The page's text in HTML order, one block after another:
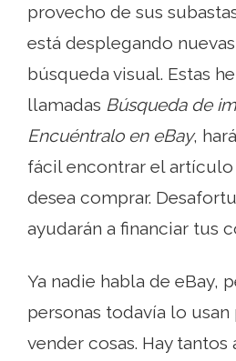
provecho de sus
está desplegando
búsqueda visual. Estas
llamadas Búsqueda de
Encuéntralo en eBay,
fácil encontrar el
desea comprar.
ayudarán a financiar tus
Ya nadie habla de eBay,
personas todavía lo usan
vender cosas. Hay